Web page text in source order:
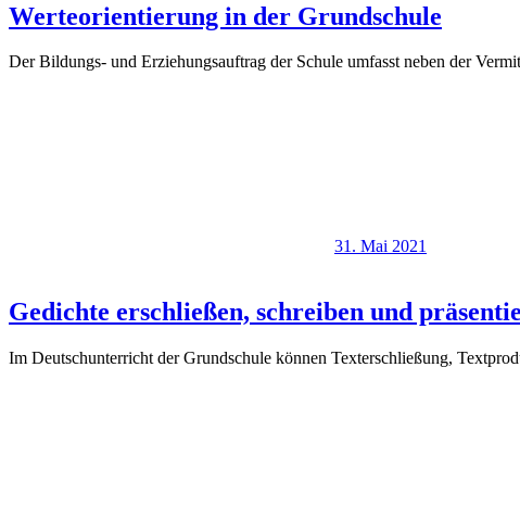
Werteorientierung in der Grundschule
Der Bildungs- und Erziehungsauftrag der Schule umfasst neben der
31. Mai 2021
Gedichte erschließen, schreiben und
Im Deutschunterricht der Grundschule können Texterschließung,